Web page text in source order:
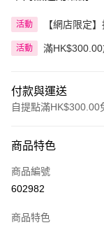
活動 【網店限定
活動 滿
付款與運送
自提點滿HK$300.00
信用卡
Apple Pay
商品特色
商品編號
602982
商品特色